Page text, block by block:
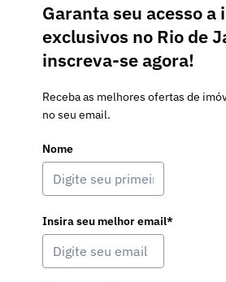
Garanta seu acesso a
exclusivos no Rio de
inscreva-se agora!
Receba as melhores ofertas de
no seu email.
Nome
Insira seu melhor email*